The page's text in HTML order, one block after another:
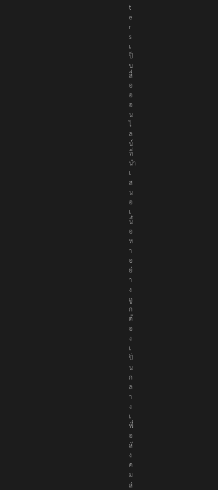
t
e
r
s
เ
ป็
น
สื่
อ
อ
อ
น
ไ
ล
น์
ที่
นำ
เ
ส
น
อ
เ
นื้
อ
ห
า
อ
ย่
า
ง
ถู
ก
ต้
อ
ง
เ
ป็
น
ก
ล
า
ง
เ
พื่
อ
สั
ง
ค
ม
ส่